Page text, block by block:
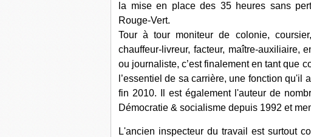
la mise en place des 35 heures sans
Rouge-Vert.
Tour à tour moniteur de colonie,
chauffeur-livreur, facteur, maître-auxiliaire,
ou journaliste, c’est finalement en tant que
l’essentiel de sa carrière, une fonction
fin 2010. Il est également l'auteur de
Démocratie & socialisme depuis 1992 et
L'ancien inspecteur du travail est surtout